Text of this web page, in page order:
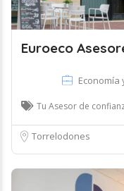
Euroeco
Economía
Tu Asesor de
Torrelodones